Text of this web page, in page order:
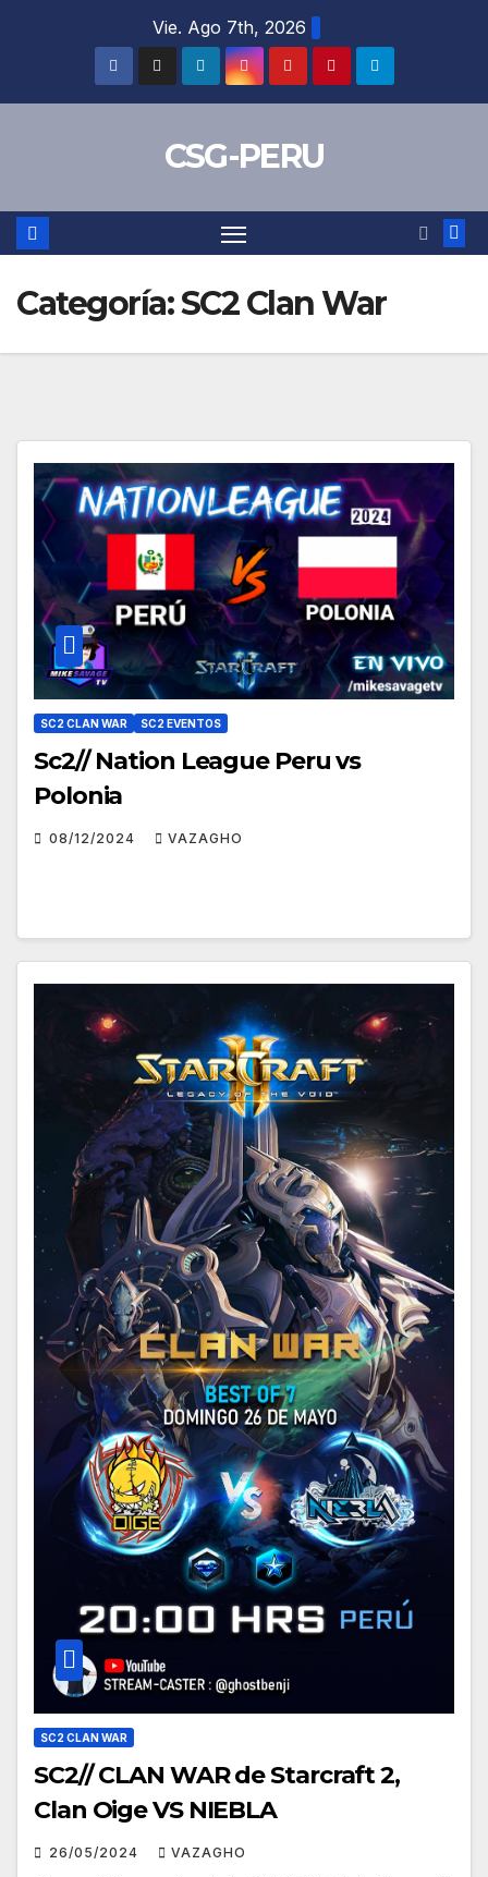
Vie. Ago 7th, 2026
CSG-PERU
Categoría:SC2 Clan War
SC2 CLAN WAR SC2 EVENTOS
Sc2// Nation League Peru vs
Polonia
08/12/2024 VAZAGHO
SC2 CLAN WAR
SC2// CLAN WAR de Starcraft 2,
Clan Oige VS NIEBLA
26/05/2024 VAZAGHO